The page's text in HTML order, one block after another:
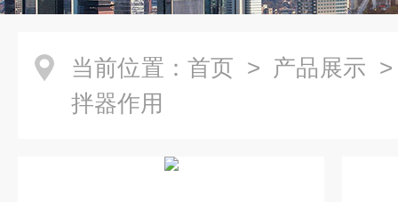
当前位置： 首页 > 产品展示
拌器作用